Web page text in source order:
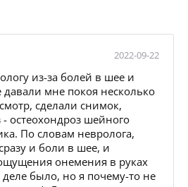
2022-09-22
из-за болей в шее и
давали мне покоя несколько
сделали снимок,
- остеохондроз шейного
По словам невролога,
и боли в шее, и
онемения в руках
было, но я почему-то не